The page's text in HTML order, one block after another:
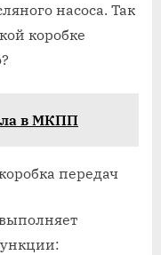
насоса. Так
коробке
в МКПП
передач